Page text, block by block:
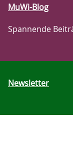
MuWi-Blog
Spannende
Newsletter